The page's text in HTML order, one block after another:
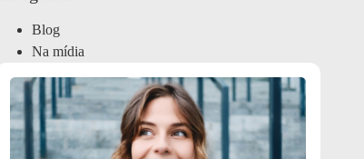
Blog
Na mídia